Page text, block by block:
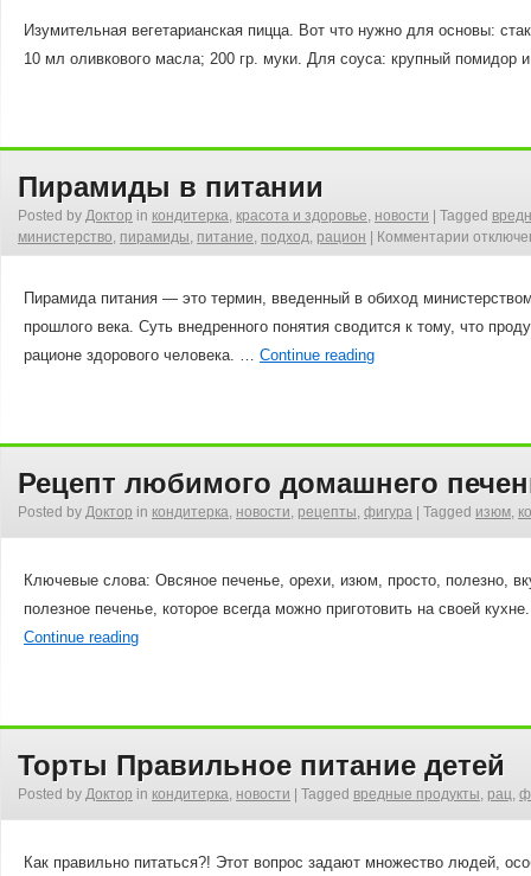
Изумительная вегетарианская пицца. Вот что нужно для основы:
10 мл оливкового масла; 200 гр. муки. Для соуса: крупный помидор
Пирамиды в питании
Posted by Доктор in кондитерка, красота и здоровье, новости Tagged
министерство, пирамиды, питание, подход, рацион Комментарии
Пирамида питания — это термин, введенный в обиход
прошлого века. Суть внедренного понятия сводится к тому, что
рационе здорового человека. … Continue reading
Рецепт любимого домашнего
Posted by Доктор in кондитерка, новости, рецепты, фигура Tagged изюм,
Ключевые слова: Овсяное печенье, орехи, изюм, просто, полезно,
полезное печенье, которое всегда можно приготовить на своей
Continue reading
Торты Правильное питание детей
Posted by Доктор in кондитерка, новости Tagged вредные продукты, рац,
Как правильно питаться?! Этот вопрос задают множество людей,